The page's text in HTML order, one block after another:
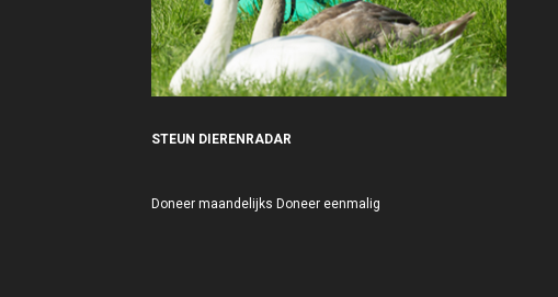
STEUN DIERENRADAR
Doneer maandelijks Doneer eenmalig